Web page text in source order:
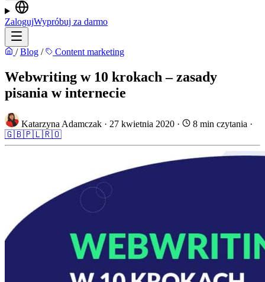
ZalogujWypróbuj za darmo
/ Blog / Content marketing
Webwriting w 10 krokach – zasady
pisania w internecie
Katarzyna Adamczak · 27 kwietnia 2020 · 8 min czytania ·
🇬🇧🇵🇱🇷🇴